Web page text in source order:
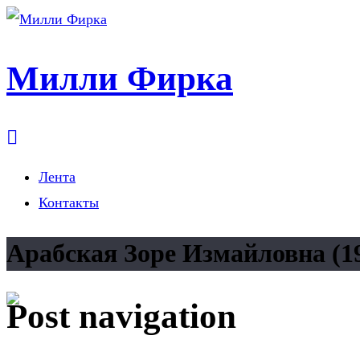
Милли Фирка
Лента
Контакты
Арабская Зоре Измайловна
Post navigation